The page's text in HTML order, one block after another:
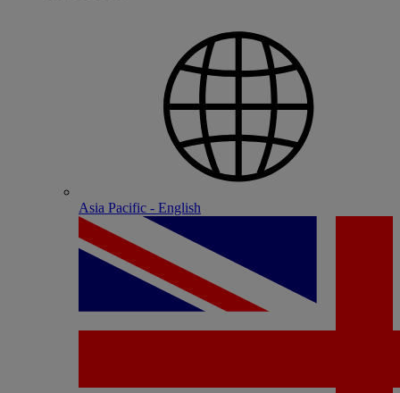
Asia Pacific - English